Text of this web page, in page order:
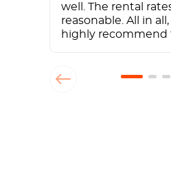
well. The rental
reasonable. All in all,
highly recommend